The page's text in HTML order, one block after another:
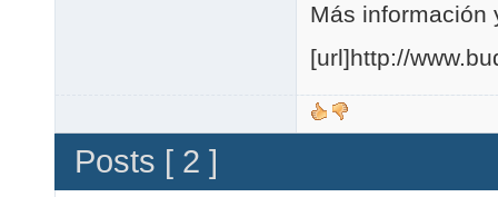
Más información
[url]http://
Posts [ 2 ]